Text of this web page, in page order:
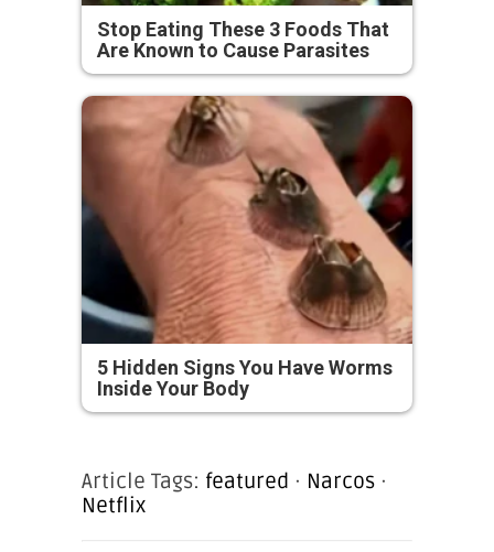
Stop Eating These 3 Foods That
Are Known to Cause Parasites
5 Hidden Signs You Have Worms
Inside Your Body
Article Tags: featured · Narcos ·
Netflix